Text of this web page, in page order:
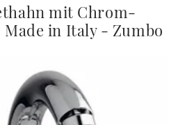
mit Chrom-
in Italy - Zumbo